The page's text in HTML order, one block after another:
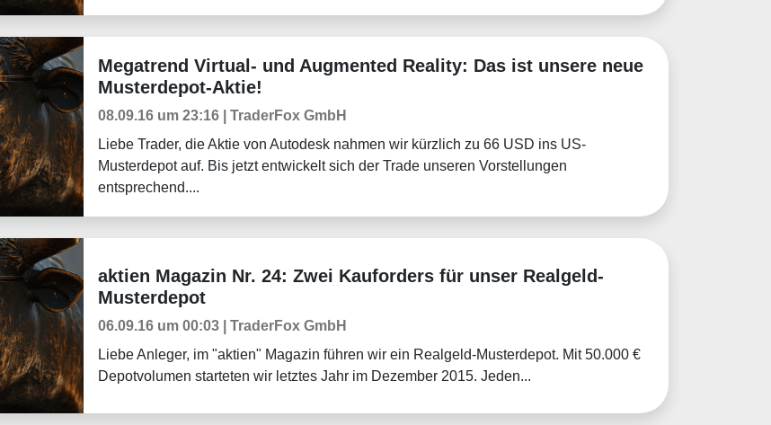
Tradingerfolge
Megatrend Virtual- und Augmented Reality: Das ist unsere neue
Musterdepot-Aktie!
08.09.16 um 23:16 | TraderFox GmbH
Liebe Trader, die Aktie von Autodesk nahmen wir kürzlich zu 66 USD ins US-
Musterdepot auf. Bis jetzt entwickelt sich der Trade unseren Vorstellungen
entsprechend....
Börsenmagazine
aktien Magazin Nr. 24: Zwei Kauforders für unser Realgeld-
Musterdepot
06.09.16 um 00:03 | TraderFox GmbH
Liebe Anleger, im "aktien" Magazin führen wir ein Realgeld-Musterdepot. Mit 50.000 €
Depotvolumen starteten wir letztes Jahr im Dezember 2015. Jeden...